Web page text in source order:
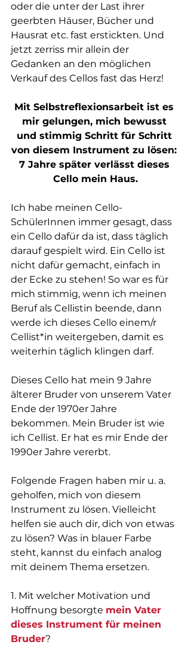
oder die unter der Last ihrer
geerbten Häuser, Bücher und
Hausrat etc. fast erstickten. Und
jetzt zerriss mir allein der
Gedanken an den möglichen
Verkauf des Cellos fast das Herz!
Mit Selbstreflexionsarbeit ist es
mir gelungen, mich bewusst
und stimmig Schritt für Schritt
von diesem Instrument zu lösen:
7 Jahre später verlässt dieses
Cello mein Haus.
Ich habe meinen Cello-
SchülerInnen immer gesagt, dass
ein Cello dafür da ist, dass täglich
darauf gespielt wird. Ein Cello ist
nicht dafür gemacht, einfach in
der Ecke zu stehen! So war es für
mich stimmig, wenn ich meinen
Beruf als Cellistin beende, dann
werde ich dieses Cello einem/r
Cellist*in weitergeben, damit es
weiterhin täglich klingen darf.
Dieses Cello hat mein 9 Jahre
älterer Bruder von unserem Vater
Ende der 1970er Jahre
bekommen. Mein Bruder ist wie
ich Cellist. Er hat es mir Ende der
1990er Jahre vererbt.
Folgende Fragen haben mir u. a.
geholfen, mich von diesem
Instrument zu lösen. Vielleicht
helfen sie auch dir, dich von etwas
zu lösen? Was in blauer Farbe
steht, kannst du einfach analog
mit deinem Thema ersetzen.
1. Mit welcher Motivation und
Hoffnung besorgte mein Vater
dieses Instrument für meinen
Bruder?